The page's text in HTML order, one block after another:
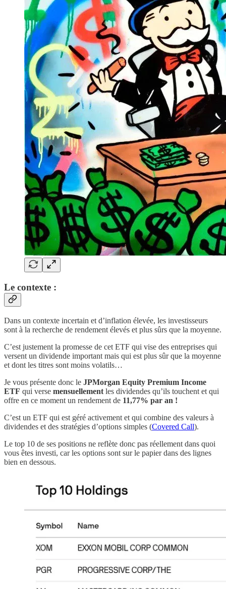
Le contexte :
Dans un contexte incertain et d’inflation élevée, les investisseurs
sont à la recherche de rendement élevés et plus sûrs que la moyenne.
C’est justement la promesse de cet ETF qui vise des entreprises qui
versent un dividende important mais qui est plus sûr que la moyenne
et dont les titres sont moins volatils…
Je vous présente donc le JPMorgan Equity Premium Income
ETF qui verse mensuellement les dividendes qu’ils touchent et qui
offre en ce moment un rendement de 11,77% par an !
C’est un ETF qui est géré activement et qui combine des valeurs à
dividendes et des stratégies d’options simples (Covered Call).
Le top 10 de ses positions ne reflète donc pas réellement dans quoi
vous êtes investi, car les options sont sur le papier dans des lignes
bien en dessous.